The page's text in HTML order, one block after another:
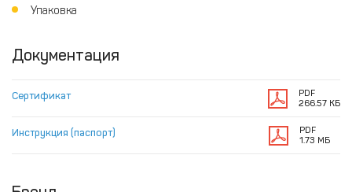
Упаковка
Документация
Сертификат
PDF
266.57 КБ
Инструкция (паспорт)
PDF
1.73 МБ